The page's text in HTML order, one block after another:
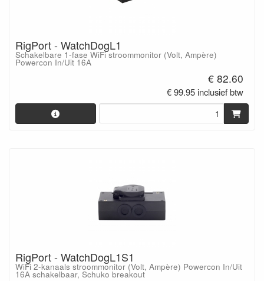
RigPort - WatchDogL1
Schakelbare 1-fase WiFi stroommonitor (Volt, Ampère)
Powercon In/Uit 16A
€ 82.60
€ 99.95 inclusief btw
RigPort - WatchDogL1S1
WiFi 2-kanaals stroommonitor (Volt, Ampère) Powercon In/Uit
16A schakelbaar, Schuko breakout